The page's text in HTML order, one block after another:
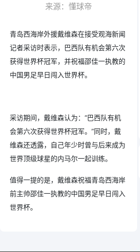
来源：懂球帝
青岛西海岸外援戴维森在接受观海新闻
记者采访时表示，巴西队有机会第六次
获得世界杯冠军，并祝福邵佳一执教的
中国男足早日闯入世界杯。
采访期间，戴维森认为：“巴西队有机
会第六次获得世界杯冠军。”同时，戴
维森还透露，自己年少时曾与后来成为
世界顶级球星的内马尔一起训练。
值得一提的是，戴维森祝福青岛西海岸
前主帅邵佳一执教的中国男足早日闯入
世界杯。